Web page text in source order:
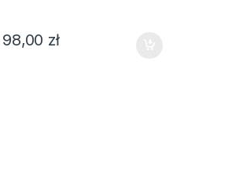
98,00 zł